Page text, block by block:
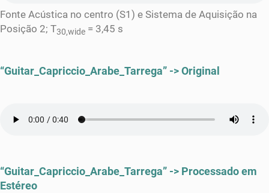
Fonte Acústica no centro (S1) e Sistema de Aquisição na
Posição 2; T30,wide = 3,45 s
“Guitar_Capriccio_Arabe_Tarrega” -> Original
“Guitar_Capriccio_Arabe_Tarrega” -> Processado em
Estéreo